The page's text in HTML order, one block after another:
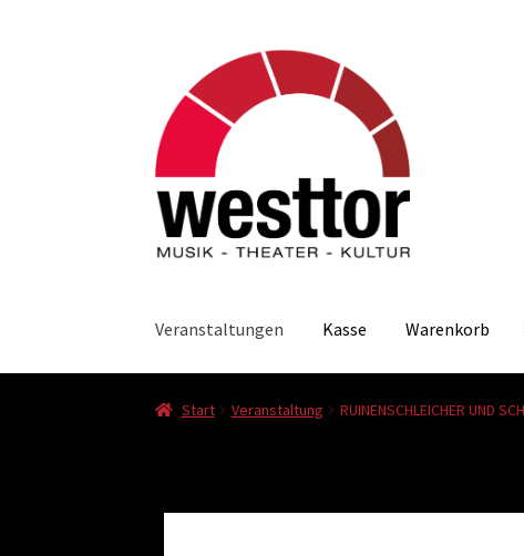
Navigation
springen
Inhalt
springen
Veranstaltungen Kasse Warenkorb
Start Veranstaltung RUINENSCHLEICHER UND